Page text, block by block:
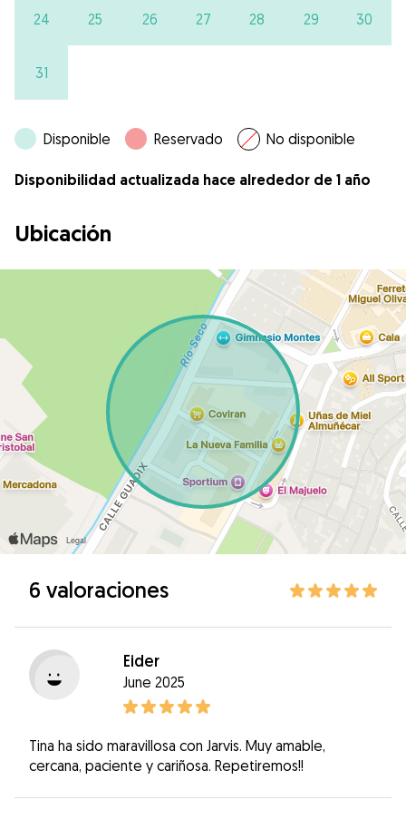
24 25 26 27 28 29 30
31
Disponible Reservado No disponible
Disponibilidad actualizada hace alrededor de 1 año
Ubicación
6 valoraciones
Eider
June 2025
Tina ha sido maravillosa con Jarvis. Muy amable,
cercana, paciente y cariñosa. Repetiremos!!